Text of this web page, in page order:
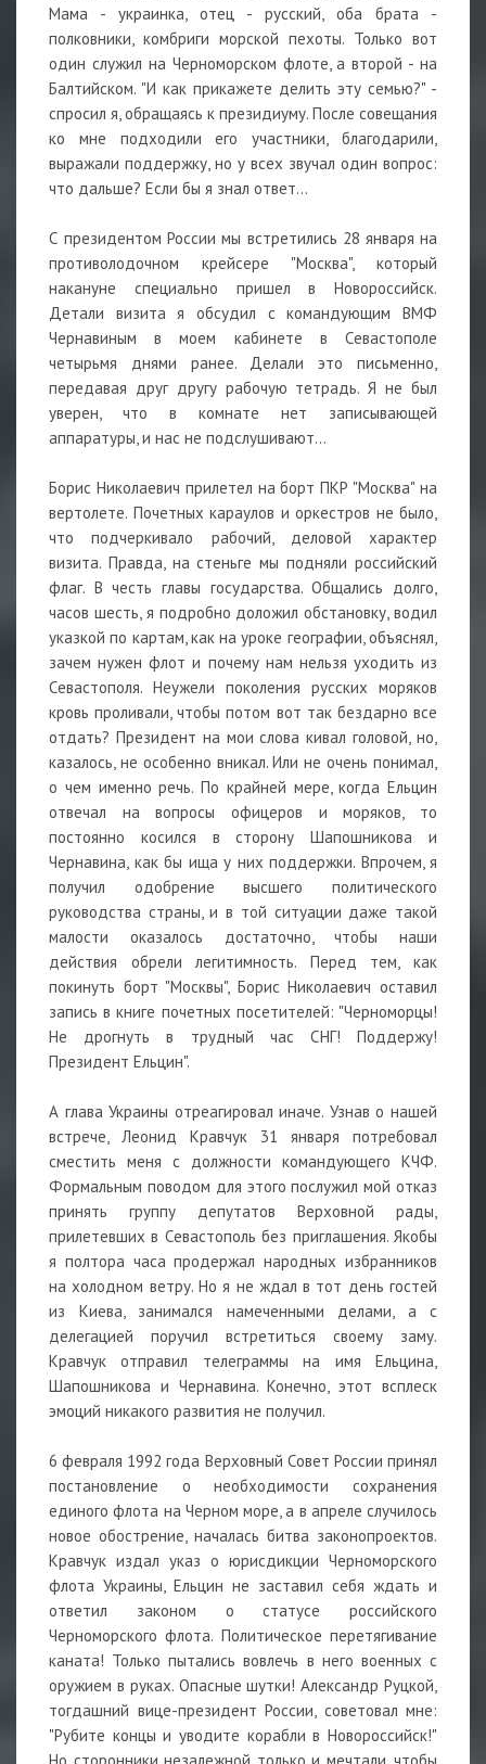
Мама - украинка, отец - русский, оба брата -
полковники, комбриги морской пехоты. Только вот
один служил на Черноморском флоте, а второй - на
Балтийском. "И как прикажете делить эту семью?" -
спросил я, обращаясь к президиуму. После совещания
ко мне подходили его участники, благодарили,
выражали поддержку, но у всех звучал один вопрос:
что дальше? Если бы я знал ответ...
С президентом России мы встретились 28 января на
противолодочном крейсере "Москва", который
накануне специально пришел в Новороссийск.
Детали визита я обсудил с командующим ВМФ
Чернавиным в моем кабинете в Севастополе
четырьмя днями ранее. Делали это письменно,
передавая друг другу рабочую тетрадь. Я не был
уверен, что в комнате нет записывающей
аппаратуры, и нас не подслушивают...
Борис Николаевич прилетел на борт ПКР "Москва" на
вертолете. Почетных караулов и оркестров не было,
что подчеркивало рабочий, деловой характер
визита. Правда, на стеньге мы подняли российский
флаг. В честь главы государства. Общались долго,
часов шесть, я подробно доложил обстановку, водил
указкой по картам, как на уроке географии, объяснял,
зачем нужен флот и почему нам нельзя уходить из
Севастополя. Неужели поколения русских моряков
кровь проливали, чтобы потом вот так бездарно все
отдать? Президент на мои слова кивал головой, но,
казалось, не особенно вникал. Или не очень понимал,
о чем именно речь. По крайней мере, когда Ельцин
отвечал на вопросы офицеров и моряков, то
постоянно косился в сторону Шапошникова и
Чернавина, как бы ища у них поддержки. Впрочем, я
получил одобрение высшего политического
руководства страны, и в той ситуации даже такой
малости оказалось достаточно, чтобы наши
действия обрели легитимность. Перед тем, как
покинуть борт "Москвы", Борис Николаевич оставил
запись в книге почетных посетителей: "Черноморцы!
Не дрогнуть в трудный час СНГ! Поддержу!
Президент Ельцин".
А глава Украины отреагировал иначе. Узнав о нашей
встрече, Леонид Кравчук 31 января потребовал
сместить меня с должности командующего КЧФ.
Формальным поводом для этого послужил мой отказ
принять группу депутатов Верховной рады,
прилетевших в Севастополь без приглашения. Якобы
я полтора часа продержал народных избранников
на холодном ветру. Но я не ждал в тот день гостей
из Киева, занимался намеченными делами, а с
делегацией поручил встретиться своему заму.
Кравчук отправил телеграммы на имя Ельцина,
Шапошникова и Чернавина. Конечно, этот всплеск
эмоций никакого развития не получил.
6 февраля 1992 года Верховный Совет России принял
постановление о необходимости сохранения
единого флота на Черном море, а в апреле случилось
новое обострение, началась битва законопроектов.
Кравчук издал указ о юрисдикции Черноморского
флота Украины, Ельцин не заставил себя ждать и
ответил законом о статусе российского
Черноморского флота. Политическое перетягивание
каната! Только пытались вовлечь в него военных с
оружием в руках. Опасные шутки! Александр Руцкой,
тогдашний вице-президент России, советовал мне:
"Рубите концы и уводите корабли в Новороссийск!"